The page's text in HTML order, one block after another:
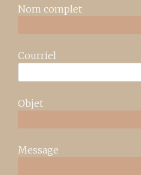
Nom complet
Courriel
Objet
Message